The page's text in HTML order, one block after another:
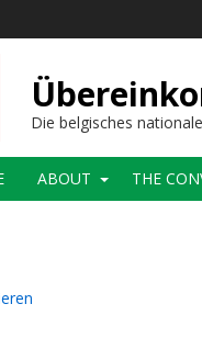
Die belgisches
ABOUT THE